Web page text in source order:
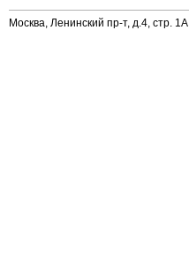
Москва, Ленинский пр-т, д.4, стр. 1А